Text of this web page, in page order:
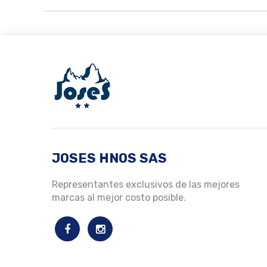
JOSES HNOS SAS
Representantes exclusivos de las mejores
marcas al mejor costo posible.